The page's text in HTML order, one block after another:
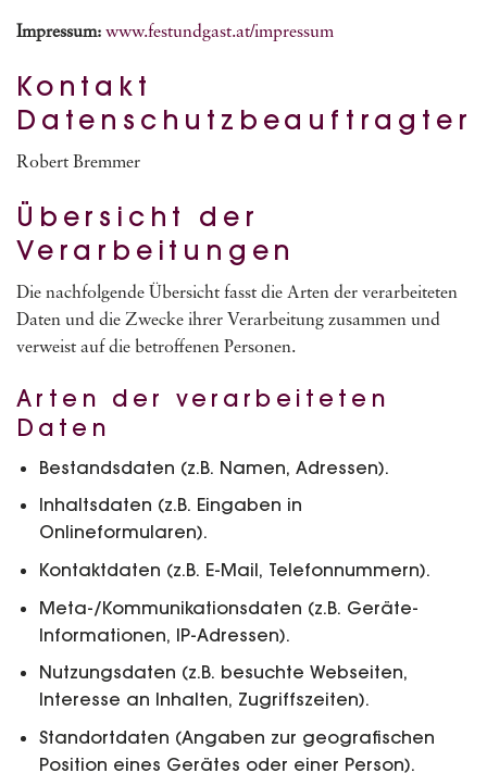
Impressum: www.festundgast.at/impressum
Kontakt
Datenschutzbeauftragter
Robert Bremmer
Übersicht der
Verarbeitungen
Die nachfolgende Übersicht fasst die Arten der verarbeiteten
Daten und die Zwecke ihrer Verarbeitung zusammen und
verweist auf die betroffenen Personen.
Arten der verarbeiteten
Daten
Bestandsdaten (z.B. Namen, Adressen).
Inhaltsdaten (z.B. Eingaben in
Onlineformularen).
Kontaktdaten (z.B. E-Mail, Telefonnummern).
Meta-/Kommunikationsdaten (z.B. Geräte-
Informationen, IP-Adressen).
Nutzungsdaten (z.B. besuchte Webseiten,
Interesse an Inhalten, Zugriffszeiten).
Standortdaten (Angaben zur geografischen
Position eines Gerätes oder einer Person).